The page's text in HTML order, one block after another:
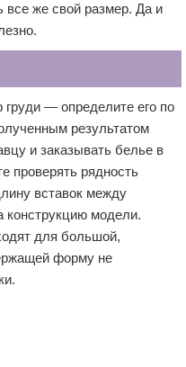
все же свой размер. Да и
груди — определите его по
результатом
и заказывать белье в
проверять рядность
вставок между
конструкцию модели.
для большой,
форму не